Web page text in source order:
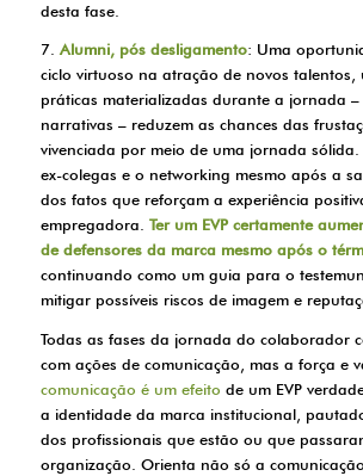
desta fase.
7.Alumni, pós desligamento: Uma
ciclo virtuoso na atração de novos talentos,
práticas materializadas durante a jornada
narrativas – reduzem as chances das
vivenciada por meio de uma jornada sólida.
ex-colegas e o networking mesmo após a
dos fatos que reforçam a experiência
empregadora. Ter um EVP certamente
de defensores da marca mesmo após o
continuando como um guia para o
mitigar possíveis riscos de imagem e
Todas as fases da jornada do colaborador
com ações de comunicação, mas a força e
comunicação é um efeito de um EVP
a identidade da marca institucional,
dos profissionais que estão ou que
organização. Orienta não só a